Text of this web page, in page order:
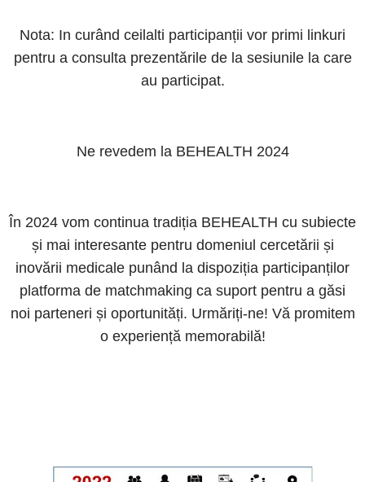
Nota: In curând ceilalti participanții vor primi linkuri
pentru a consulta prezentările de la sesiunile la care
au participat.
Ne revedem la BEHEALTH 2024
În 2024 vom continua tradiția BEHEALTH cu subiecte
și mai interesante pentru domeniul cercetării și
inovării medicale punând la dispoziția participanților
platforma de matchmaking ca suport pentru a găsi
noi parteneri și oportunități. Urmăriți-ne! Vă promitem
o experiență memorabilă!